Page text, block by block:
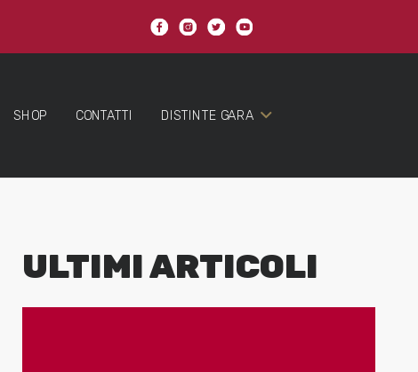
SHOP CONTATTI DISTINTE GARA
ULTIMI ARTICOLI